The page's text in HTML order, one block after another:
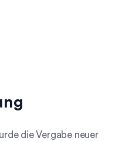
die Vergabe neuer